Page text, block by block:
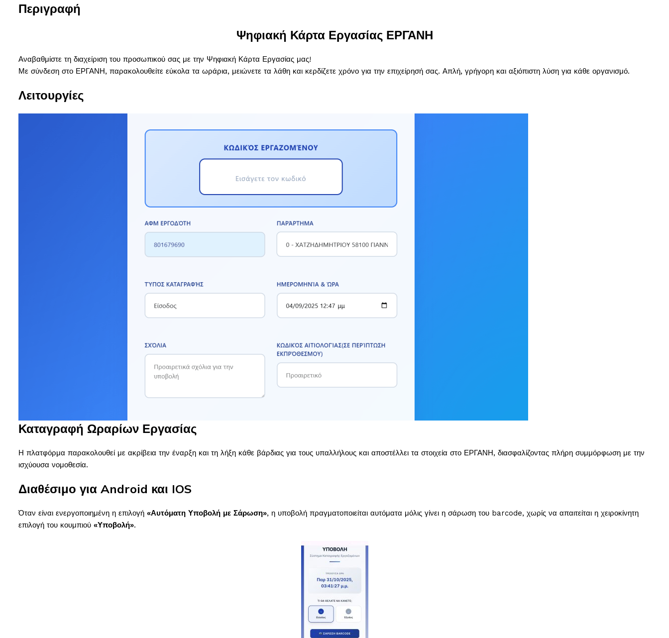
Περιγραφή
Ψηφιακή Κάρτα Εργασίας ΕΡΓΑΝΗ
Αναβαθμίστε τη διαχείριση του προσωπικού σας με την Ψηφιακή Κάρτα Εργασίας μας!
Με σύνδεση στο ΕΡΓΑΝΗ, παρακολουθείτε εύκολα τα ωράρια, μειώνετε τα λάθη και κερδίζετε χρόνο για την επιχείρησή σας. Απλή, γρήγορη και αξιόπιστη λύση για κάθε οργανισμό.
Λειτουργίες
Καταγραφή Ωραρίων Εργασίας
Η πλατφόρμα παρακολουθεί με ακρίβεια την έναρξη και τη λήξη κάθε βάρδιας για τους υπαλλήλους και αποστέλλει τα στοιχεία στο ΕΡΓΑΝΗ, διασφαλίζοντας πλήρη συμμόρφωση με την
ισχύουσα νομοθεσία.
Διαθέσιμο για Android και IOS
Όταν είναι ενεργοποιημένη η επιλογή «Αυτόματη Υποβολή με Σάρωση», η υποβολή πραγματοποιείται αυτόματα μόλις γίνει η σάρωση του barcode, χωρίς να απαιτείται η χειροκίνητη
επιλογή του κουμπιού «Υποβολή».